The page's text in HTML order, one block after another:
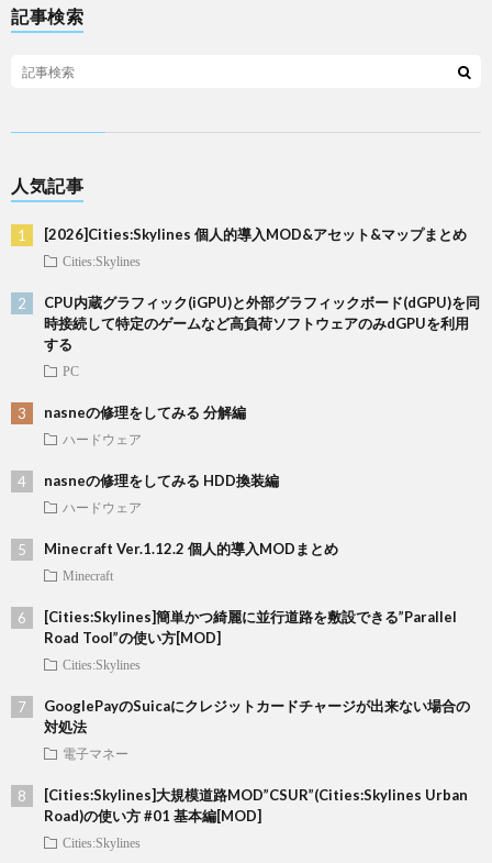
記事検索
人気記事
[2026]Cities:Skylines 個人的導入MOD&アセット&マップまとめ
Cities:Skylines
CPU内蔵グラフィック(iGPU)と外部グラフィックボード(dGPU)を同
時接続して特定のゲームなど高負荷ソフトウェアのみdGPUを利用
する
PC
nasneの修理をしてみる 分解編
ハードウェア
nasneの修理をしてみる HDD換装編
ハードウェア
Minecraft Ver.1.12.2 個人的導入MODまとめ
Minecraft
[Cities:Skylines]簡単かつ綺麗に並行道路を敷設できる”Parallel
Road Tool”の使い方[MOD]
Cities:Skylines
GooglePayのSuicaにクレジットカードチャージが出来ない場合の
対処法
電子マネー
[Cities:Skylines]大規模道路MOD”CSUR”(Cities:Skylines Urban
Road)の使い方 #01 基本編[MOD]
Cities:Skylines